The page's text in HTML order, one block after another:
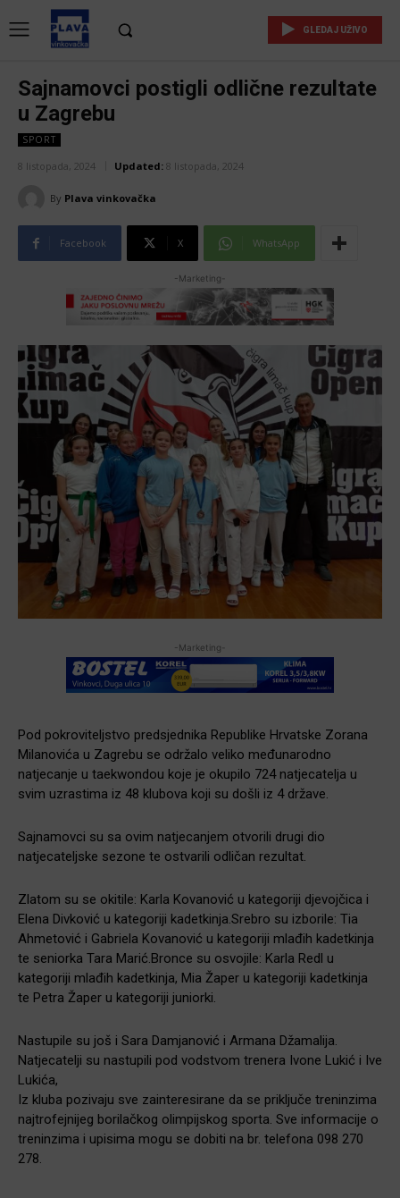
GLEDAJ UŽIVO
Sajnamovci postigli odlične rezultate
u Zagrebu
SPORT
8 listopada, 2024 Updated: 8 listopada, 2024
By Plava vinkovačka
Facebook X WhatsApp
-Marketing-
-Marketing-
Pod pokroviteljstvo predsjednika Republike Hrvatske Zorana
Milanovića u Zagrebu se održalo veliko međunarodno
natjecanje u taekwondou koje je okupilo 724 natjecatelja u
svim uzrastima iz 48 klubova koji su došli iz 4 države.
Sajnamovci su sa ovim natjecanjem otvorili drugi dio
natjecateljske sezone te ostvarili odličan rezultat.
Zlatom su se okitile: Karla Kovanović u kategoriji djevojčica i
Elena Divković u kategoriji kadetkinja.Srebro su izborile: Tia
Ahmetović i Gabriela Kovanović u kategoriji mlađih kadetkinja
te seniorka Tara Marić.Bronce su osvojile: Karla Redl u
kategoriji mlađih kadetkinja, Mia Žaper u kategoriji kadetkinja
te Petra Žaper u kategoriji juniorki.
Nastupile su još i Sara Damjanović i Armana Džamalija.
Natjecatelji su nastupili pod vodstvom trenera Ivone Lukić i Ive
Lukića,
Iz kluba pozivaju sve zainteresirane da se priključe treninzima
najtrofejnijeg borilačkog olimpijskog sporta. Sve informacije o
treninzima i upisima mogu se dobiti na br. telefona 098 270
278.